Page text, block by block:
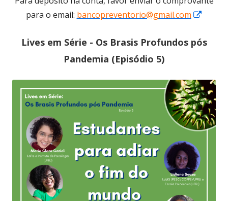
para o email: bancopreventorio@gmail.com
a
Lives em Série - Os Brasis Profundos pós
Pandemia (Episódio 5)